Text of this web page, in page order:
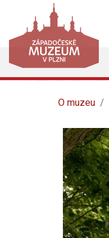
O muzeu